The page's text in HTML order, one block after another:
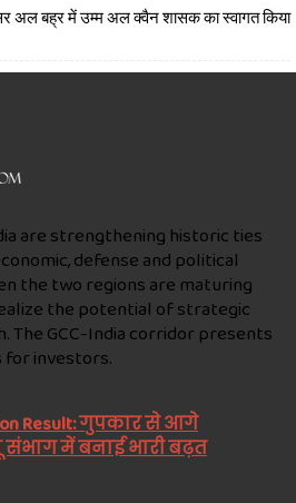
अल बह्र में उम्म अल क्वैन शासक का स्वागत किया
are strengthening historic ties
defense and political
the two regions are maturing
the potential of strategic
The GCC-India corridor presents
investors.
Result: गुपकार से आगे
में बनाई भारी बढ़त